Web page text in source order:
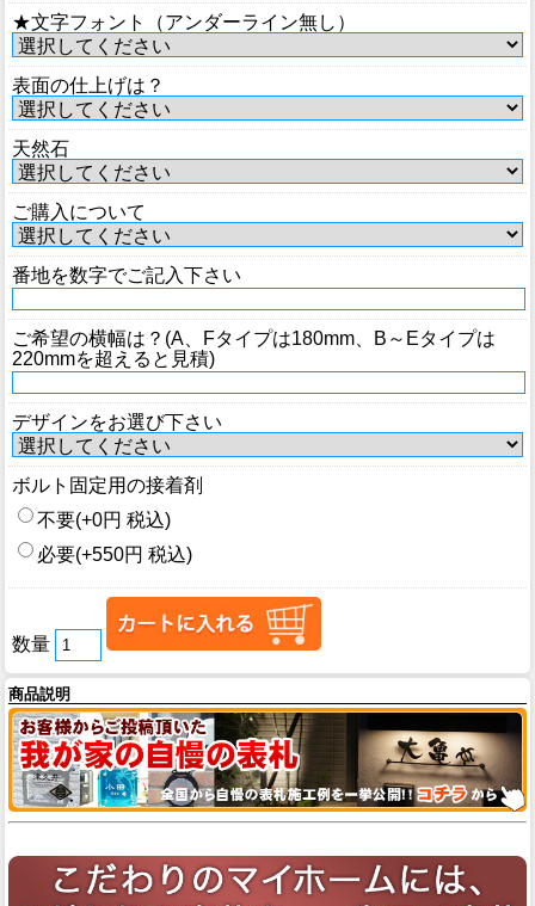
★文字フォント（アンダーライン無し）
表面の仕上げは？
天然石
ご購入について
番地を数字でご記入下さい
ご希望の横幅は？(A、Fタイプは180mm、B～Eタイプは
220mmを超えると見積)
デザインをお選び下さい
ボルト固定用の接着剤
不要(+0円 税込)
必要(+550円 税込)
数量
商品説明